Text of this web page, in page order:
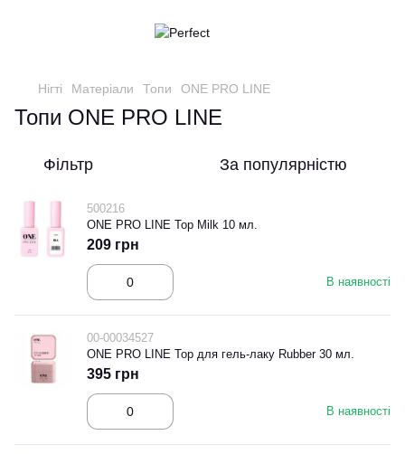
Нігті Матеріали Топи ONE PRO LINE
Топи ONE PRO LINE
Фільтр За популярністю
500216
ONE PRO LINE Top Milk 10 мл.
В наявності
209 грн
00-00034527
ONE PRO LINE Top для гель-лаку Rubber 30 мл.
В наявності
395 грн